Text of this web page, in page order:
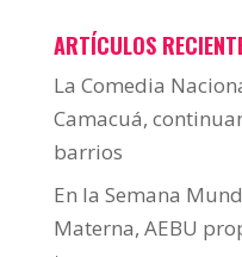
ARTÍCULOS
La Comedia
Camacuá,
barrios
En la Semana
Materna, AEBU